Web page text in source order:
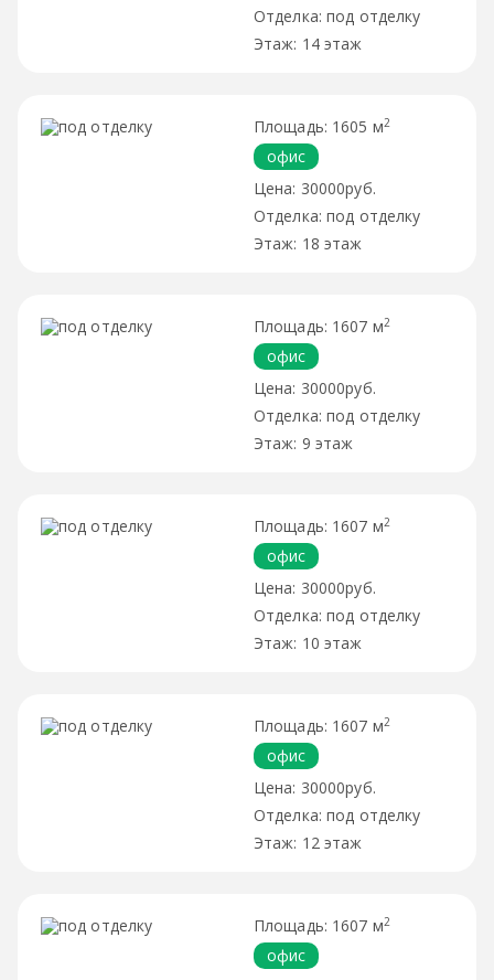
под отделку
14 этаж
1605 м2
офис
30000руб.
под отделку
18 этаж
1607 м2
офис
30000руб.
под отделку
9 этаж
1607 м2
офис
30000руб.
под отделку
10 этаж
1607 м2
офис
30000руб.
под отделку
12 этаж
1607 м2
офис